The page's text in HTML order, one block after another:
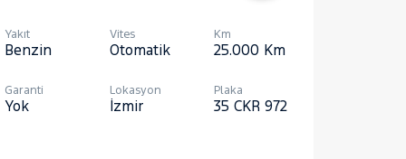
Yakıt
Benzin
Vites
Otomatik
Km
25.000 Km
Garanti
Yok
Lokasyon
İzmir
Plaka
35 CKR 972